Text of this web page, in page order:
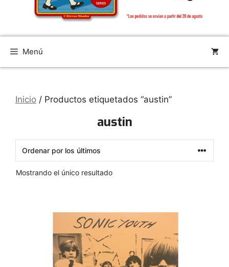
Menú
Inicio / Productos etiquetados “austin”
austin
Mostrando el único resultado